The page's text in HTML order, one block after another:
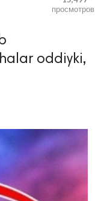
просмотров
oddiyki,